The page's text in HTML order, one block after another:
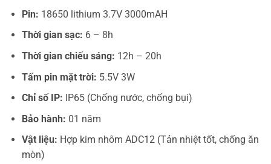
Pin: 18650 lithium 3.7V 3000mAH
Thời gian sạc: 6 – 8h
Thời gian chiếu sáng: 12h – 20h
Tấm pin mặt trời: 5.5V 3W
Chỉ số IP: IP65 (Chống nước, chống bụi)
Bảo hành: 01 năm
Vật liệu: Hợp kim nhôm ADC12 (Tản nhiệt tốt, chống ăn
mòn)